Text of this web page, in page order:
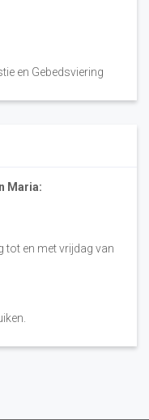
en Gebedsviering
Maria:
tot en met vrijdag van